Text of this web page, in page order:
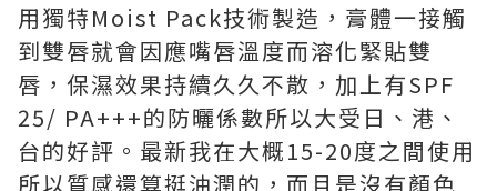
用獨特Moist Pack技術製造，膏體一接觸
到雙唇就會因應嘴唇溫度而溶化緊貼雙
唇，保濕效果持續久久不散，加上有SPF
25/ PA+++的防曬係數所以大受日、港、
台的好評。最新我在大概15-20度之間使用
所以質感還算挺油潤的，而且是沒有顏色